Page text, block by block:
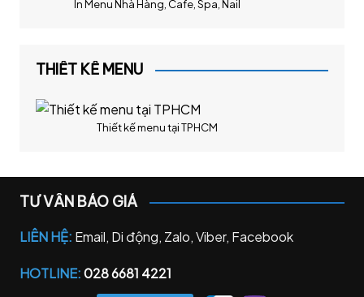
In Menu Nhà Hàng, Cafe, Spa, Nail
THIẾT KẾ MENU
Thiết kế menu tại TPHCM
TƯ VẤN BÁO GIÁ
LIÊN HỆ: Email, Di động, Zalo, Viber, Facebook
HOTLINE:028 6681 4221